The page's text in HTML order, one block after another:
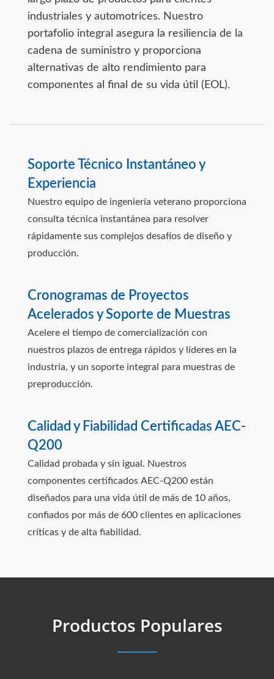
industriales y automotrices. Nuestro
portafolio integral asegura la resiliencia de la
cadena de suministro y proporciona
alternativas de alto rendimiento para
componentes al final de su vida útil (EOL).
Soporte Técnico Instantáneo y
Experiencia
Nuestro equipo de ingeniería veterano proporciona
consulta técnica instantánea para resolver
rápidamente sus complejos desafíos de diseño y
producción.
Cronogramas de Proyectos
Acelerados y Soporte de Muestras
Acelere el tiempo de comercialización con
nuestros plazos de entrega rápidos y líderes en la
industria, y un soporte integral para muestras de
preproducción.
Calidad y Fiabilidad Certificadas AEC-
Q200
Calidad probada y sin igual. Nuestros
componentes certificados AEC-Q200 están
diseñados para una vida útil de más de 10 años,
confiados por más de 600 clientes en aplicaciones
críticas y de alta fiabilidad.
Productos Populares